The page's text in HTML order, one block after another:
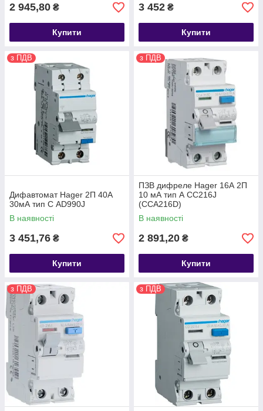
2 945,80 ₴
Купити
3 452 ₴
Купити
з ПДВ
Дифавтомат Hager 2П 40А
30мА тип С AD990J
В наявності
3 451,76 ₴
Купити
з ПДВ
ПЗВ дифреле Hager 16А 2П
10 мА тип А CC216J
(CCA216D)
В наявності
2 891,20 ₴
Купити
з ПДВ з ПДВ